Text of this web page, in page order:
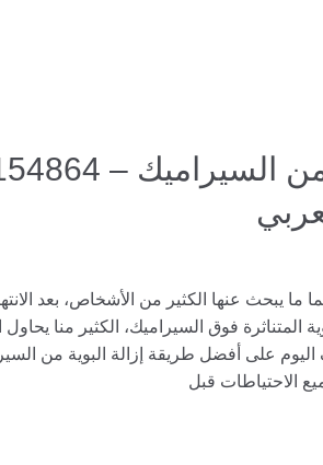
طريقة إزالة الصبغ من
ما يبحث عنها الكثير من الأشخاص، بعد
المتناثرة فوق السيراميك، الكثير منا
على أفضل طريقة إزالة البوية من
الاحتياطات قبل